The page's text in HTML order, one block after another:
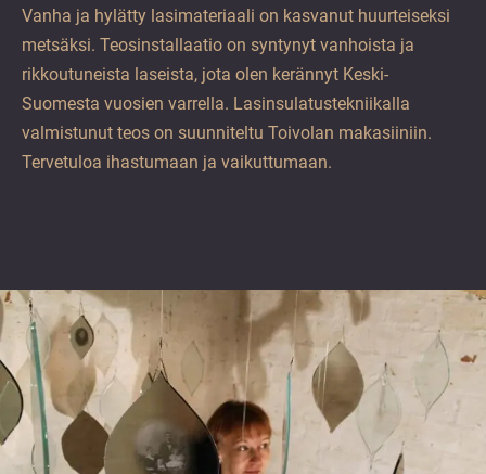
Vanha ja hylätty lasimateriaali on kasvanut huurteiseksi
metsäksi. Teosinstallaatio on syntynyt vanhoista ja
rikkoutuneista laseista, jota olen kerännyt Keski-
Suomesta vuosien varrella. Lasinsulatustekniikalla
valmistunut teos on suunniteltu Toivolan makasiiniin.
Tervetuloa ihastumaan ja vaikuttumaan.